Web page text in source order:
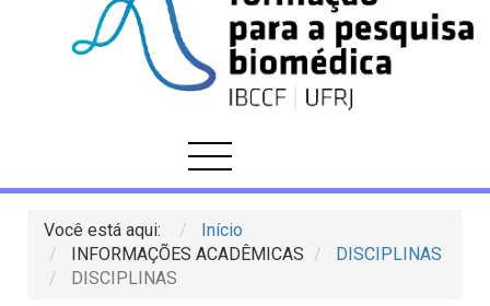
Você está aqui:
Início
INFORMAÇÕES ACADÊMICAS
DISCIPLINAS
DISCIPLINAS